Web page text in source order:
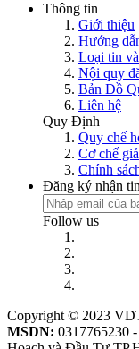
Thông tin
Giới thiệu
Hướng
Loại tin
Nội quy
Bản Đồ
Liên hệ
Quy Định
Quy chế
Cơ chế
Chính
Đăng ký nhận tin
Follow us
Copyright © 2023
MSDN: 0317765230 -